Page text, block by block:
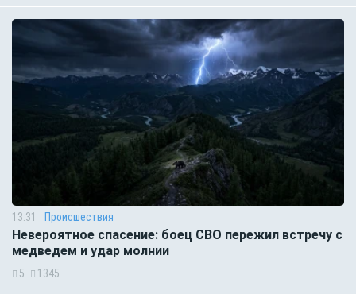
13:31 Происшествия
Невероятное спасение: боец СВО пережил встречу с
медведем и удар молнии
5 1345